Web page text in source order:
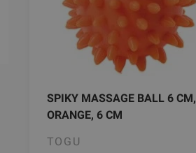
SPIKY MASSAGE BALL 6 CM,
ORANGE, 6 CM
TOGU